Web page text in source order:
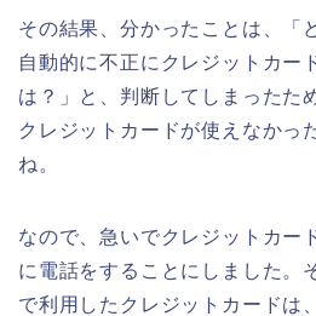
その結果、分かったことは、「
自動的に不正にクレジットカー
は？」と、判断してしまったた
クレジットカードが使えなかっ
ね。
なので、急いでクレジットカー
に電話をすることにしました。
で利用したクレジットカードは